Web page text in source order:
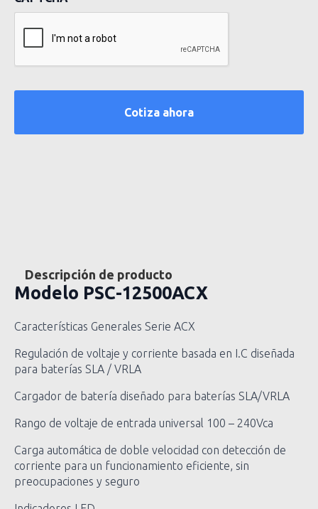
Descripción de producto
Modelo PSC-12500ACX
Características Generales Serie ACX
Regulación de voltaje y corriente basada en I.C diseñada
para baterías SLA / VRLA
Cargador de batería diseñado para baterías SLA/VRLA
Rango de voltaje de entrada universal 100 – 240Vca
Carga automática de doble velocidad con detección de
corriente para un funcionamiento eficiente, sin
preocupaciones y seguro